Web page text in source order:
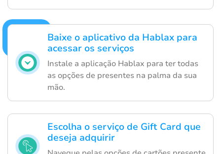
Baixe o aplicativo da Hablax para
acessar os serviços
Instale a aplicação Hablax para ter todas
as opções de presentes na palma da sua
mão.
Escolha o serviço de Gift Card que
deseja adquirir